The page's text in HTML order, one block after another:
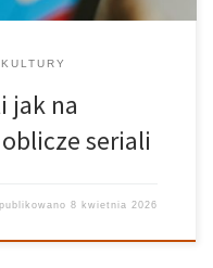
jak na
seriali
8 kwietnia 2026